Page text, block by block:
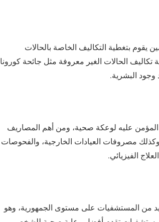
يقوم بتغطية التكاليف الخاصة بالحالات
تكاليف الحالات الغير معروفة مثل جائحة كورونا
وجود البشرية.
المؤمن عليه لوعكة صحية، ومن أهم المصاريف
مصروفات العيادات الخارجية، والفحوصات
الفيزيائي.
من المستشفيات على مستوى الجمهورية، وهو